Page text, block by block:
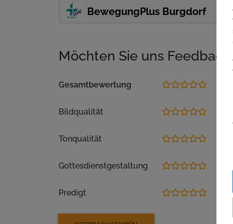
Predigt:Stefan Schranz
BewegungPlus Burgdorf
Möchten Sie uns Feedback
Gesamtbewertung
Bildqualität
Tonqualität
Gottesdienstgestaltung
Predigt